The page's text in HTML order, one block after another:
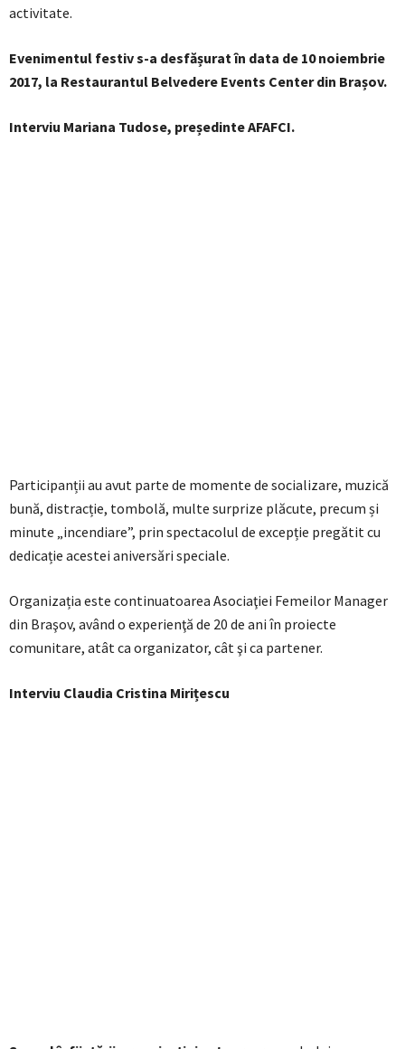
activitate.
Evenimentul festiv s-a desfășurat în data de 10 noiembrie
2017, la Restaurantul Belvedere Events Center din Brașov.
Interviu Mariana Tudose, președinte AFAFCI.
Participanții au avut parte de momente de socializare, muzică
bună, distracție, tombolă, multe surprize plăcute, precum și
minute „incendiare”, prin spectacolul de excepție pregătit cu
dedicație acestei aniversări speciale.
Organizația este continuatoarea Asociaţiei Femeilor Manager
din Braşov, având o experienţă de 20 de ani în proiecte
comunitare, atât ca organizator, cât şi ca partener.
Interviu Claudia Cristina Mirițescu